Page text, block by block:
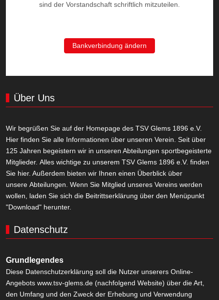
sind der Vorstandschaft schriftlich mitzuteilen.
Bankverbindung ändern
Über Uns
Wir begrüßen Sie auf der Homepage des TSV Glems 1896 e.V.
Hier finden Sie alle Informationen über unseren Verein. Seit über
125 Jahren begeistern wir in unseren Abteilungen sportbegeisterte
Mitglieder. Alles wichtige zu unserem TSV Glems 1896 e.V. finden
Sie hier. Außerdem bieten wir Ihnen einen Überblick über
unsere Abteilungen. Wenn Sie Mitglied unseres Vereins werden
wollen, laden Sie sich die Beitrittserklärung über den Menüpunkt
"Download" herunter.
Datenschutz
Grundlegendes
Diese Datenschutzerklärung soll die Nutzer unserers Online-
Angebots www.tsv-glems.de (nachfolgend Website) über die Art,
den Umfang und den Zweck der Erhebung und Verwendung